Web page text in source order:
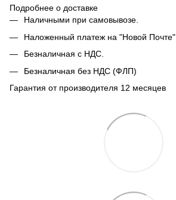
Подробнее о доставке
Наличными при самовывозе.
Наложенный платеж на "Новой Почте".
Безналичная с НДС.
Безналичная без НДС (ФЛП)
Гарантия от производителя 12 месяцев